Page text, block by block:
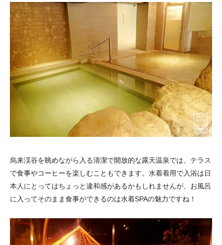
烏来渓谷を眺めながら入る清潔で開放的な露天温泉では、テラス
で食事やコーヒーを楽しむこともできます。水着着用で入浴は日
本人にとってはちょっと違和感があるかもしれませんが、お風呂
に入ってそのまま食事ができるのは水着SPAの魅力ですね！